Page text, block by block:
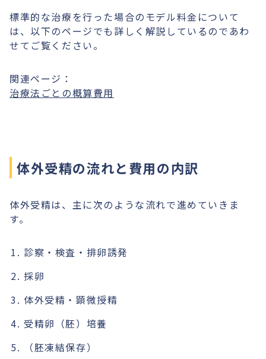
標準的な治療を行った場合のモデル料金について
は、以下のページでも詳しく解説しているのであわ
せてご覧ください。
関連ページ：
治療法ごとの概算費用
体外受精の流れと費用の内訳
体外受精は、主に次のような流れで進めていきま
す。
診察・検査・排卵誘発
採卵
体外受精・顕微授精
受精卵（胚）培養
（胚凍結保存）